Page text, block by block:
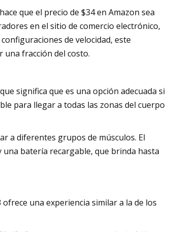
que el precio de $34 en Amazon sea
en el sitio de comercio electrónico,
de velocidad, este
una fracción del costo.
significa que es una opción adecuada si
para llegar a todas las zonas del cuerpo
a diferentes grupos de músculos. El
batería recargable, que brinda hasta
una experiencia similar a la de los